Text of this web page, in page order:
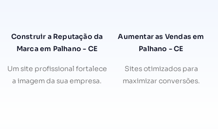
Construir a Reputação da
Marca em Palhano - CE
Um site profissional fortalece
a imagem da sua empresa.
Aumentar as Vendas em
Palhano - CE
Sites otimizados para
maximizar conversões.